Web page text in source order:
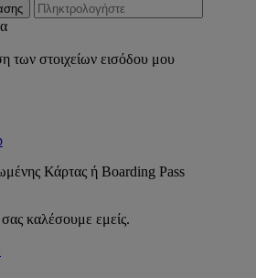
των στοιχείων εισόδου μου
Κάρτας ή Boarding Pass
καλέσουμε εμείς.